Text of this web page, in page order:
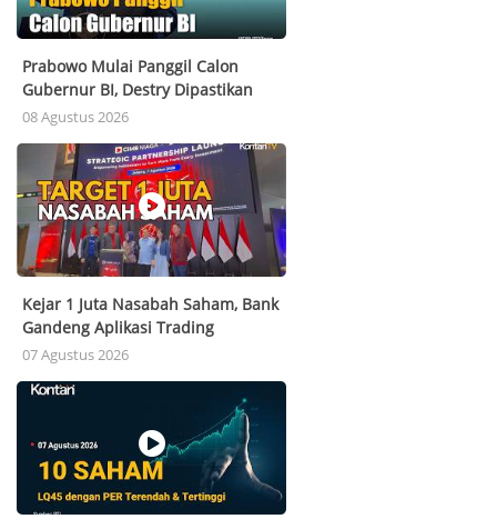
Prabowo Mulai Panggil Calon
Gubernur BI, Destry Dipastikan
Masuk Bursa! Siapa Kandidat
08 Agustus 2026
Kejar 1 Juta Nasabah Saham, Bank
Gandeng Aplikasi Trading
07 Agustus 2026